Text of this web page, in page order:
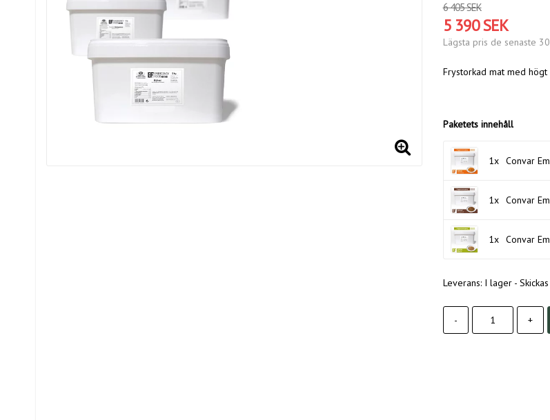
6 405 SEK
5 390 SEK
Lägsta pris de senaste
Frystorkad mat med
Paketets innehåll
1x Convar
1x Convar
1x Convar
Leverans: I lager -
- +